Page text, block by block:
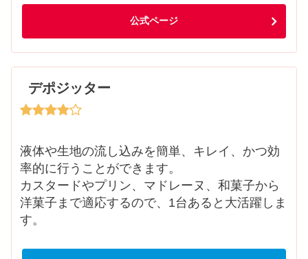
公式ページ
デポジッター
液体や生地の流し込みを簡単、キレイ、かつ効
率的に行うことができます。
カスタードやプリン、マドレーヌ、和菓子から
洋菓子まで適応するので、1台あると大活躍しま
す。